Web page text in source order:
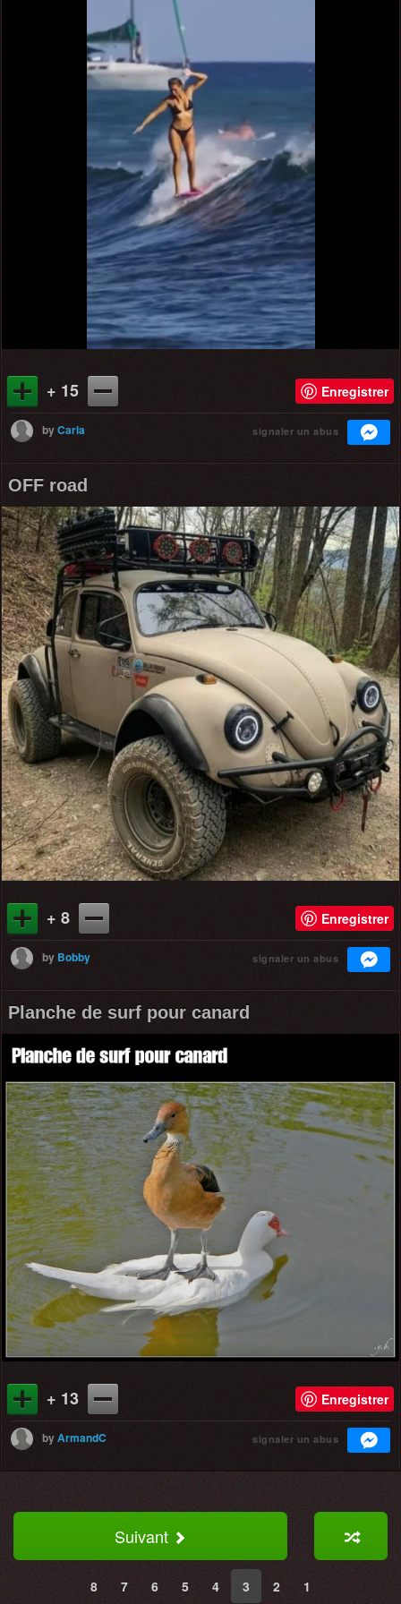
+ 15 Enregistrer
byCarla signaler un abus
OFF road
+ 8 Enregistrer
by Bobby signaler un abus
Planche de surf pour canard
+ 13 Enregistrer
byArmandC signaler un abus
Suivant
8 7 6 5 4 3 2 1